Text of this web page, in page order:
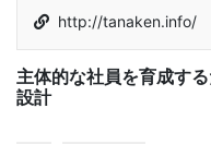
http://tanaken.info/
主体的な社員を育成す
設計